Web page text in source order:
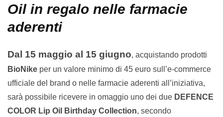
Oil in regalo nelle farmacie
aderenti
Dal 15 maggio al 15 giugno, acquistando prodotti
BioNike per un valore minimo di 45 euro sull’e-commerce
ufficiale del brand o nelle farmacie aderenti all’iniziativa,
sarà possibile ricevere in omaggio uno dei due DEFENCE
COLOR Lip Oil Birthday Collection, secondo